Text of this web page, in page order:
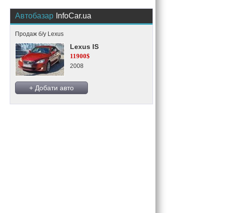
Автобазар InfoCar.ua
Продаж б/у Lexus
Lexus IS
11900$
2008
+ Добати авто